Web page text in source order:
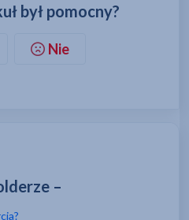
był pomocny?
Nie
–